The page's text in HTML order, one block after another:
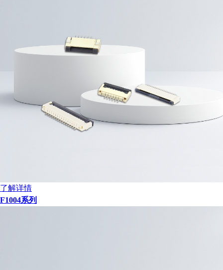
了解详情
F1004系列